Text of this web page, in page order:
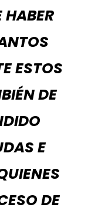
ESTOS
DE
E
DE